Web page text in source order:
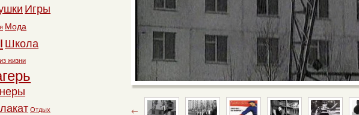
Игры
Мода
Школа
жизни
Отдых